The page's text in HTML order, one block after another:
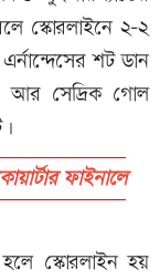
স্কোরলাইনে ২-২
শট ডান
আর সেদ্রিক গোল
ফাইনালে
স্কোরলাইন হয়